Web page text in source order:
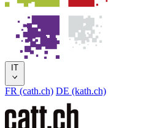
IT
FR (cath.ch) DE (kath.ch)